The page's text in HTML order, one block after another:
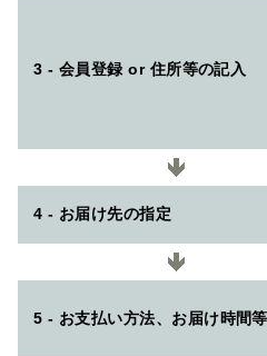
3 - 会員登録 or 住所等の記入
4 - お届け先の指定
5 - お支払い方法、お届け時間